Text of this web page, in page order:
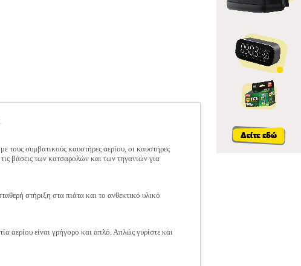
τους συμβατικούς καυστήρες αερίου, οι καυστήρες
βάσεις των κατσαρολών και των τηγανιών για
στήριξη στα πιάτα και το ανθεκτικό υλικό
αερίου είναι γρήγορο και απλό. Απλώς γυρίστε και